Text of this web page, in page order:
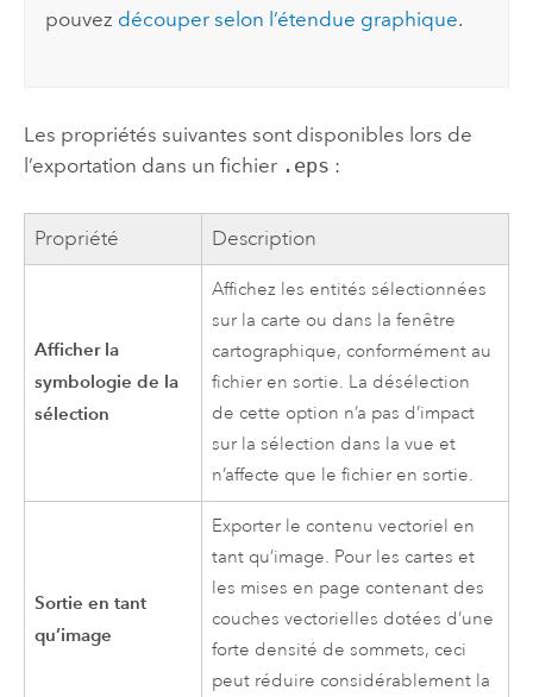
pouvez découper selon l’étendue graphique.
Les propriétés suivantes sont disponibles lors de
l’exportation dans un fichier .eps :
Propriété Description
Afficher la
symbologie de la
sélection
Affichez les entités sélectionnées
sur la carte ou dans la fenêtre
cartographique, conformément au
fichier en sortie. La désélection
de cette option n’a pas d’impact
sur la sélection dans la vue et
n’affecte que le fichier en sortie.
Sortie en tant
qu’image
Exporter le contenu vectoriel en
tant qu’image. Pour les cartes et
les mises en page contenant des
couches vectorielles dotées d’une
forte densité de sommets, ceci
peut réduire considérablement la